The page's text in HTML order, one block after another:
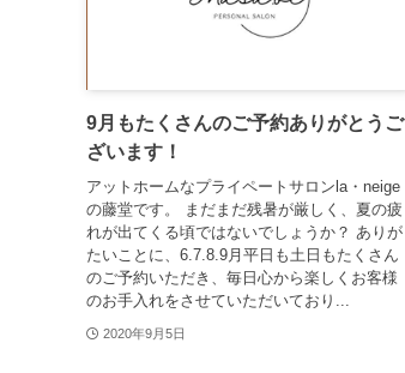
9月もたくさんのご予約ありがとうご
ざいます！
アットホームなプライペートサロンla・neige
の藤堂です。 まだまだ残暑が厳しく、夏の疲
れが出てくる頃ではないでしょうか？ ありが
たいことに、6.7.8.9月平日も土日もたくさん
のご予約いただき、毎日心から楽しくお客様
のお手入れをさせていただいており...
2020年9月5日